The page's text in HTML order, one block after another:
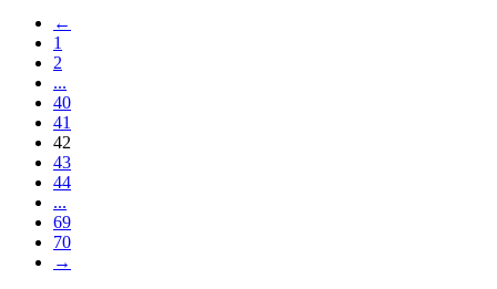
←
1
2
...
40
41
42
43
44
...
69
70
→